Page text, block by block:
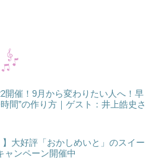
開催！9月から変わりたい人へ！早
間”の作り方｜ゲスト：井上皓史さ
】大好評「おかしめいと」のスイー
ャンペーン開催中